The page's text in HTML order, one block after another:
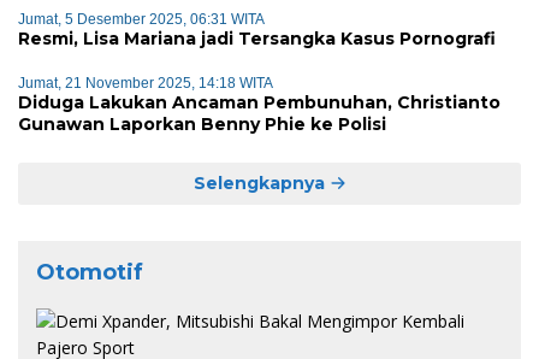
Jumat, 5 Desember 2025, 06:31 WITA
Resmi, Lisa Mariana jadi Tersangka Kasus Pornografi
Jumat, 21 November 2025, 14:18 WITA
Diduga Lakukan Ancaman Pembunuhan, Christianto
Gunawan Laporkan Benny Phie ke Polisi
Selengkapnya
Otomotif